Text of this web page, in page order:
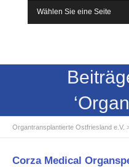
Wählen Sie eine Seite
Organtransplantierte Ostfriesland e.V.
Corza Medical